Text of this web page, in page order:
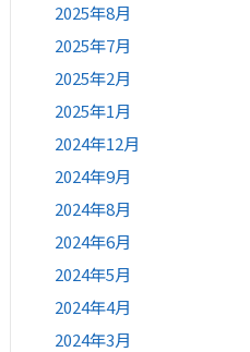
2025年8月
2025年7月
2025年2月
2025年1月
2024年12月
2024年9月
2024年8月
2024年6月
2024年5月
2024年4月
2024年3月